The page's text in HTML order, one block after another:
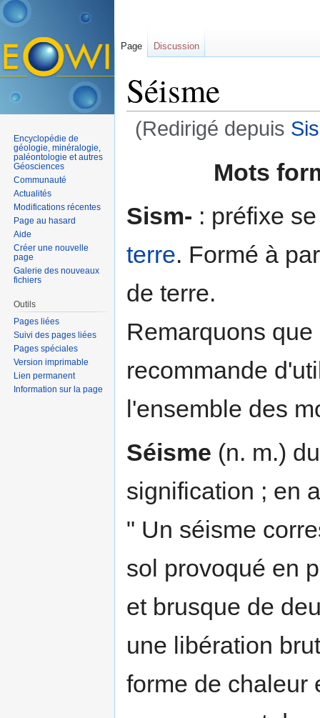
Séisme
(Redirigé depuis
Mots
Sism- : préfixe
terre. Formé à
de terre.
Remarquons
recommande
l'ensemble des
Séisme (n. m.)
signification ; en
" Un séisme
sol provoqué en
et brusque de
une libération
forme de chaleur
Page Discussion
Encyclopédie de
géologie, minéralogie,
paléontologie et autres
Géosciences
Communauté
Actualités
Modifications récentes
Page au hasard
Aide
Créer une nouvelle
page
Galerie des nouveaux
fichiers
Outils
Pages liées
Suivi des pages liées
Pages spéciales
Version imprimable
Lien permanent
Information sur la page